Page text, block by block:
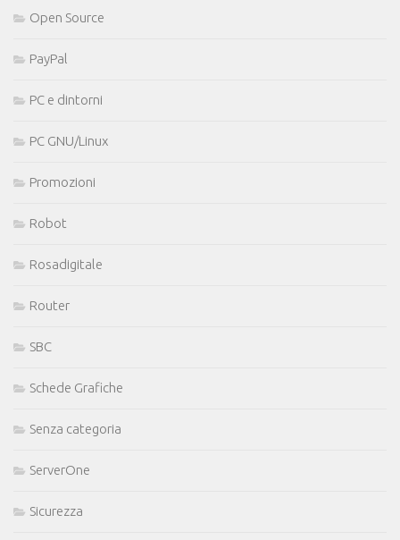
Open Source
PayPal
PC e dintorni
PC GNU/Linux
Promozioni
Robot
Rosadigitale
Router
SBC
Schede Grafiche
Senza categoria
ServerOne
Sicurezza